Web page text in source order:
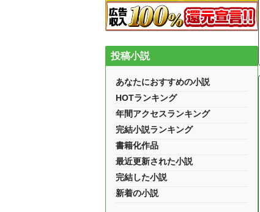
投稿小説
あなたにおすすめの小説
HOTランキング
年間アクセスランキング
完結小説ランキング
書籍化作品
最近更新された小説
完結した小説
新着の小説